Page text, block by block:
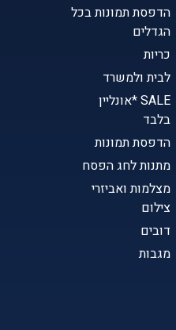
הדפסת תמונות בכל
הגדלים
כריות
לבית ולמשרד
SALE *אונליין
בלבד
הדפסת תמונות
מתנות לחג הפסח
מצלמות ואביזרי
צילום
דובים
מגבות